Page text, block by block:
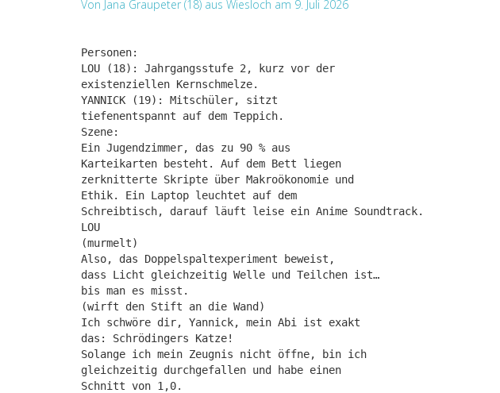
Von Jana Graupeter (18) aus Wiesloch am 9. Juli 2026
Personen:
LOU (18): Jahrgangsstufe 2, kurz vor der
existenziellen Kernschmelze.
YANNICK (19): Mitschüler, sitzt
tiefenentspannt auf dem Teppich.
Szene:
Ein Jugendzimmer, das zu 90 % aus
Karteikarten besteht. Auf dem Bett liegen
zerknitterte Skripte über Makroökonomie und
Ethik. Ein Laptop leuchtet auf dem
Schreibtisch, darauf läuft leise ein Anime Soundtrack.
LOU
(murmelt)
Also, das Doppelspaltexperiment beweist,
dass Licht gleichzeitig Welle und Teilchen ist…
bis man es misst.
(wirft den Stift an die Wand)
Ich schwöre dir, Yannick, mein Abi ist exakt
das: Schrödingers Katze!
Solange ich mein Zeugnis nicht öffne, bin ich
gleichzeitig durchgefallen und habe einen
Schnitt von 1,0.